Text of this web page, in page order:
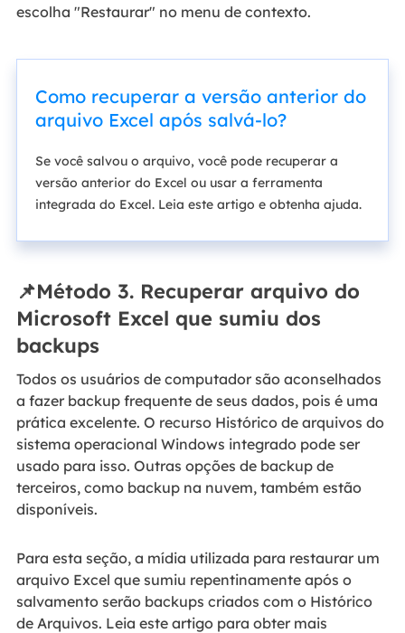
escolha "Restaurar" no menu de contexto.
Como recuperar a versão anterior do
arquivo Excel após salvá-lo?
Se você salvou o arquivo, você pode recuperar a
versão anterior do Excel ou usar a ferramenta
integrada do Excel. Leia este artigo e obtenha ajuda.
📌Método 3. Recuperar arquivo do
Microsoft Excel que sumiu dos
backups
Todos os usuários de computador são aconselhados
a fazer backup frequente de seus dados, pois é uma
prática excelente. O recurso Histórico de arquivos do
sistema operacional Windows integrado pode ser
usado para isso. Outras opções de backup de
terceiros, como backup na nuvem, também estão
disponíveis.
Para esta seção, a mídia utilizada para restaurar um
arquivo Excel que sumiu repentinamente após o
salvamento serão backups criados com o Histórico
de Arquivos. Leia este artigo para obter mais